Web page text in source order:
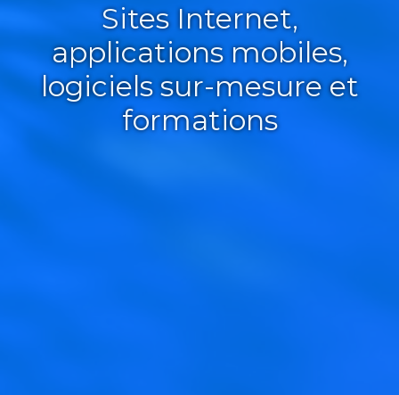
Sites Internet,
applications mobiles,
logiciels sur-mesure et
formations